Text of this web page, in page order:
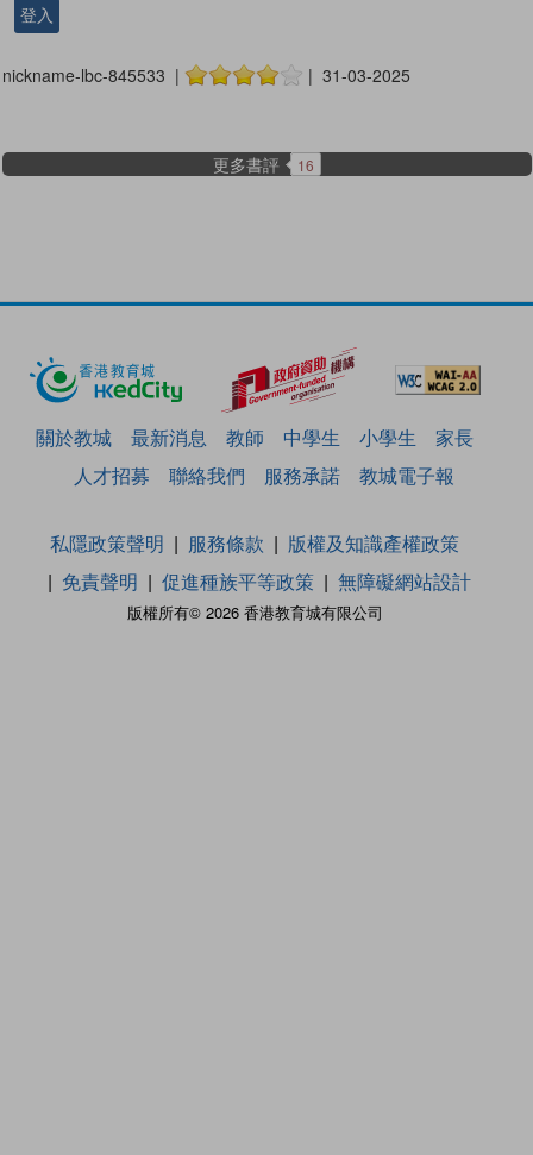
登入
nickname-lbc-845533 | | 31-03-2025
更多書評 16
關於教城 最新消息 教師 中學生 小學生
家長
人才招募
聯絡我們 服務承諾 教城電子報
版權所有© 2026 香港教育城有限公司
私隱政策聲明 服務條款
版權及知識產權政策
免責聲明
促進種族平等政策 無障礙網站設計